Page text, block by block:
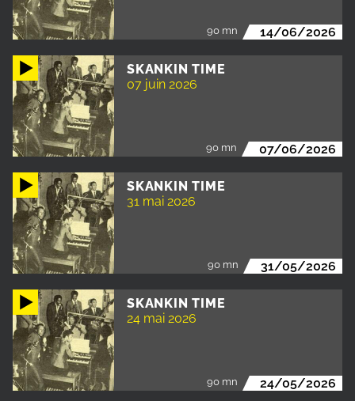
90 mn 14/06/2026
SKANKIN TIME
07 juin 2026
90 mn 07/06/2026
SKANKIN TIME
31 mai 2026
90 mn 31/05/2026
SKANKIN TIME
24 mai 2026
90 mn 24/05/2026